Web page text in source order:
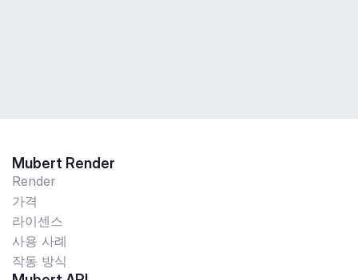
Mubert Render
Render
가격
라이센스
사용 사례
작동 방식